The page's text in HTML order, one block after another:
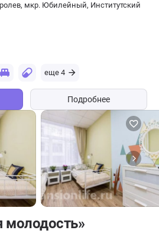
мкр. Юбилейный, Институтский
еще 4
Подробнее
молодость»